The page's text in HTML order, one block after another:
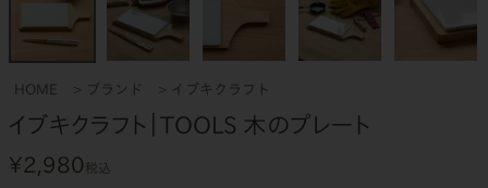
HOME ブランド イブキクラフト
イブキクラフト｜TOOLS 木のプレート
¥2,980 税込